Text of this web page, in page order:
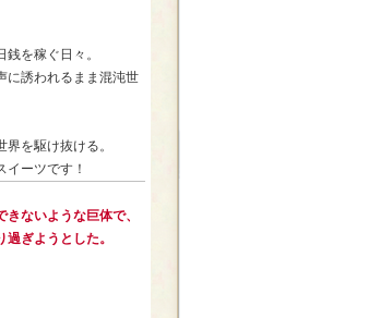
を稼ぐ日々。
に誘われるまま混沌世
を駆け抜ける。
ーツです！
ないような巨体で、
ぎようとした。